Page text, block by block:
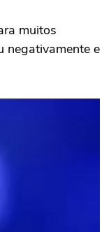
muitos
negativamente e